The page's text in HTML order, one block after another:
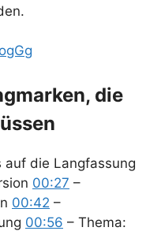
die
auf die Langfassung
00:27 –
00:42 –
00:56 – Thema: